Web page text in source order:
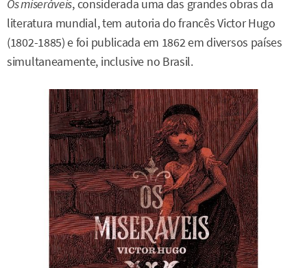
Os miseráveis, considerada uma das grandes obras da
literatura mundial, tem autoria do francês Victor Hugo
(1802-1885) e foi publicada em 1862 em diversos países
simultaneamente, inclusive no Brasil.